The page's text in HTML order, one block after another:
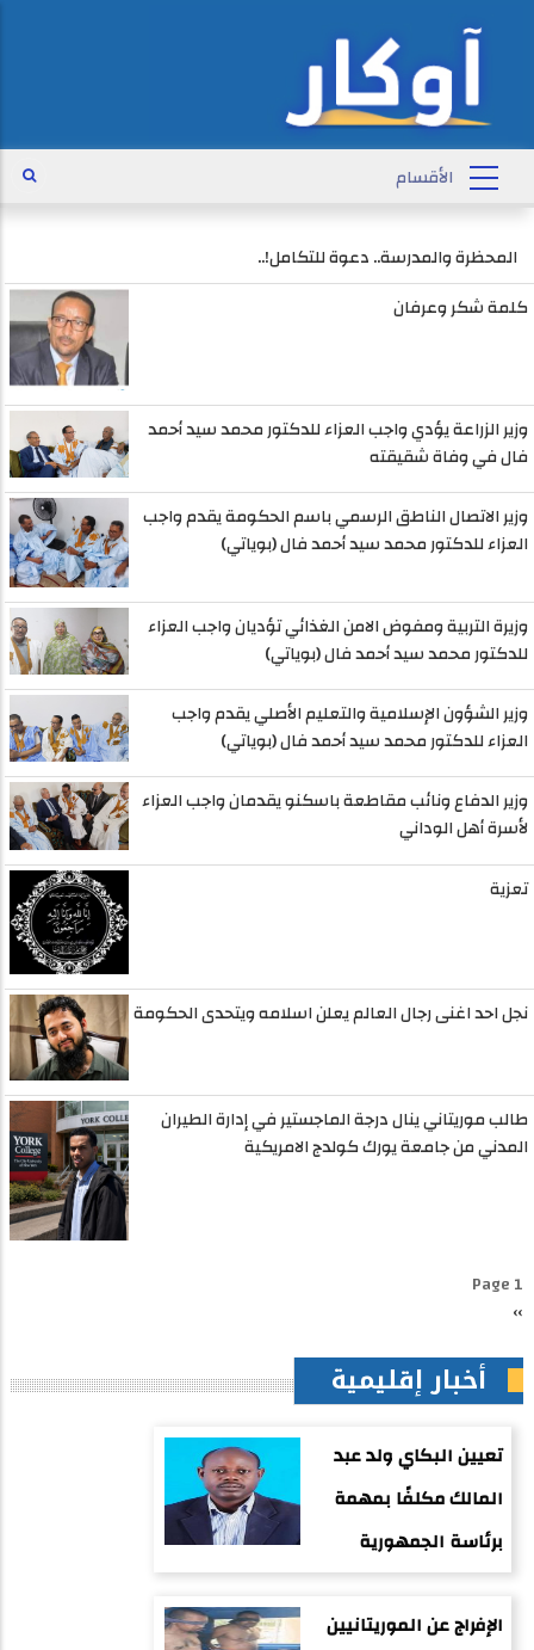
المحظرة والمدرسة.. دعوة للتكامل!..
كلمة شكر وعرفان
وزير الزراعة يؤدي واجب العزاء للدكتور محمد سيد أحمد
فال في وفاة شقيقته
وزير الاتصال الناطق الرسمي باسم الحكومة يقدم واجب
العزاء للدكتور محمد سيد أحمد فال (بوياتي)
وزيرة التربية ومفوض الامن الغذائي تؤديان واجب العزاء
للدكتور محمد سيد أحمد فال (بوياتي)
وزير الشؤون الإسلامية والتعليم الأصلي يقدم واجب
العزاء للدكتور محمد سيد أحمد فال (بوياتي)
وزير الدفاع ونائب مقاطعة باسكنو يقدمان واجب العزاء
لأسرة أهل الوداني
تعزية
نجل احد اغنى رجال العالم يعلن اسلامه ويتحدى الحكومة
طالب موريتاني ينال درجة الماجستير في إدارة الطيران
المدني من جامعة يورك كولدج الامريكية
Pagination
Page 1
الصفحة
››
أخبار إقليمية
تعيين البكاي ولد عبد
المالك مكلفًا بمهمة
برئاسة الجمهورية
الإفراج عن الموريتانيين